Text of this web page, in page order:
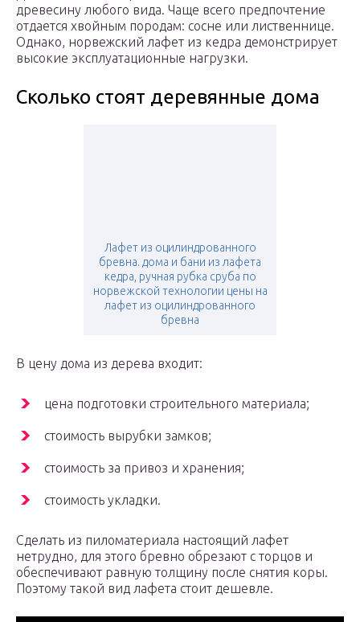
древесину любого вида. Чаще всего предпочтение
отдается хвойным породам: сосне или лиственнице.
Однако, норвежский лафет из кедра демонстрирует
высокие эксплуатационные нагрузки.
Сколько стоят деревянные дома
Лафет из оцилиндрованного
бревна. дома и бани из лафета
кедра, ручная рубка сруба по
норвежской технологии цены на
лафет из оцилиндрованного
бревна
В цену дома из дерева входит:
цена подготовки строительного материала;
стоимость вырубки замков;
стоимость за привоз и хранения;
стоимость укладки.
Сделать из пиломатериала настоящий лафет
нетрудно, для этого бревно обрезают с торцов и
обеспечивают равную толщину после снятия коры.
Поэтому такой вид лафета стоит дешевле.